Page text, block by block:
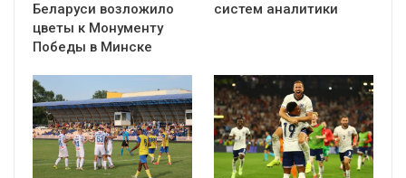
Беларуси возложило
цветы к Монументу
Победы в Минске
систем аналитики